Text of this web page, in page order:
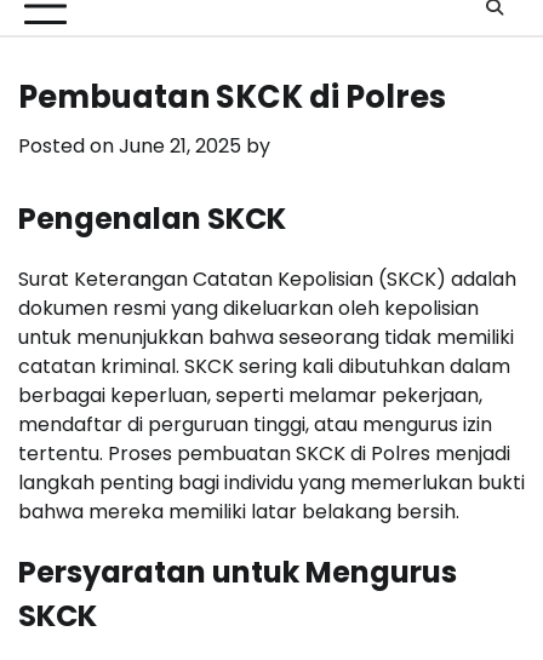
Pembuatan SKCK di Polres
Posted onJune 21, 2025 by
Pengenalan SKCK
Surat Keterangan Catatan Kepolisian (SKCK) adalah
dokumen resmi yang dikeluarkan oleh kepolisian
untuk menunjukkan bahwa seseorang tidak memiliki
catatan kriminal. SKCK sering kali dibutuhkan dalam
berbagai keperluan, seperti melamar pekerjaan,
mendaftar di perguruan tinggi, atau mengurus izin
tertentu. Proses pembuatan SKCK di Polres menjadi
langkah penting bagi individu yang memerlukan bukti
bahwa mereka memiliki latar belakang bersih.
Persyaratan untuk Mengurus
SKCK